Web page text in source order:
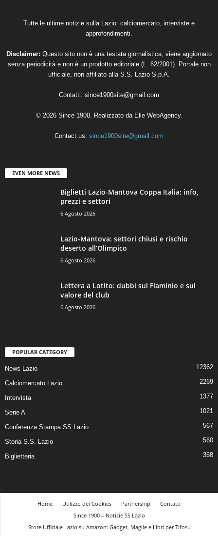
Tutte le ultime notizie sulla Lazio: calciomercato, interviste e
approfondimenti.
Disclaimer: Questo sito non è una testata giornalistica, viene aggiornato
senza periodicità e non è un prodotto editoriale (L. 62/2001). Portale non
ufficiale, non affiliato alla S.S. Lazio S.p.A.
Contatti: since1900site@gmail.com
© 2026 Since 1900. Realizzato da Elle WebAgency.
Contact us: since1900site@gmail.com
EVEN MORE NEWS
Biglietti Lazio-Mantova Coppa Italia: info,
prezzi e settori
6 Agosto 2026
Lazio-Mantova: settori chiusi e rischio
deserto all’Olimpico
6 Agosto 2026
Lettera a Lotito: dubbi sul Flaminio e sul
valore del club
6 Agosto 2026
POPULAR CATEGORY
News Lazio 12362
Calciomercato Lazio 2269
Intervista 1377
Serie A 1021
Conferenza Stampa SS.Lazio 567
Storia S.S. Lazio 560
Biglietteria 368
Home Utilizzo dei Cookies Partnership
Contatti
Since 1900 – Notizie SS Lazio
Store Ufficiale Lazio su Amazon: Gadget, Maglie e Libri per Tifosi.